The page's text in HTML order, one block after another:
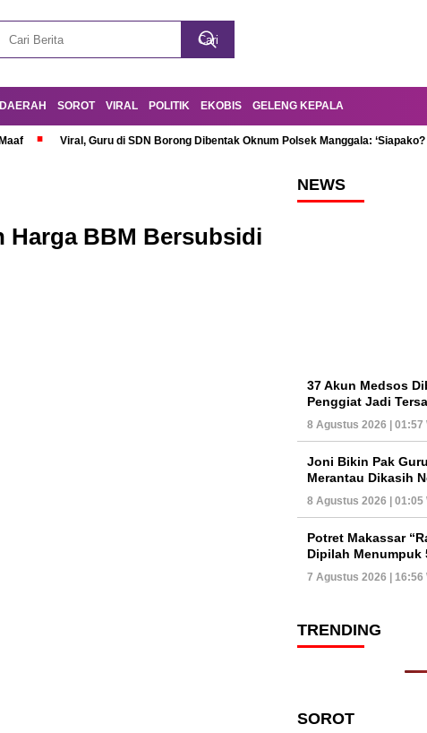
DAERAH SOROT VIRAL POLITIK EKOBIS GELENG KEPALA
Viral, Guru di SDN Borong Dibentak Oknum Polsek Manggala:
Harga BBM Bersubsidi
NEWS
37 Akun Medsos
Penggiat Jadi
8 Agustus 2026 | 01:57
Joni Bikin Pak
Merantau Dikasih
8 Agustus 2026 | 01:05
Potret Makassar
Dipilah Menumpuk
7 Agustus 2026 | 16:56
TRENDING
SOROT